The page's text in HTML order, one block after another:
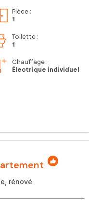
Pièce :
1
Toilette :
1
Chauffage :
Électrique individuel
rénové